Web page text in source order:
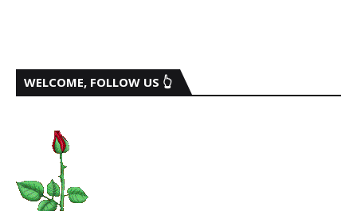
WELCOME, FOLLOW US 👆